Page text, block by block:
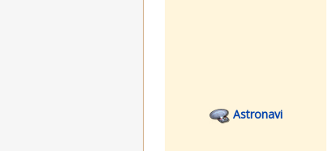
Astronavi